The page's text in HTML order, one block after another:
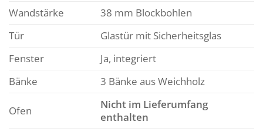
Wandstärke
38 mm Blockbohlen
Tür
Glastür mit Sicherheitsglas
Fenster
Ja, integriert
Bänke
3 Bänke aus Weichholz
Ofen
Nicht im Lieferumfang
enthalten